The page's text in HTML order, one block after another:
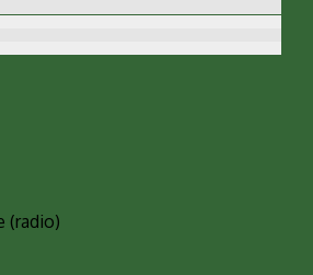
(radio)